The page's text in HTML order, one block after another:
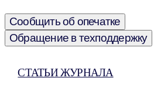
Сообщить об опечатке
Обращение в техподдержку
СТАТЬИ ЖУРНАЛА